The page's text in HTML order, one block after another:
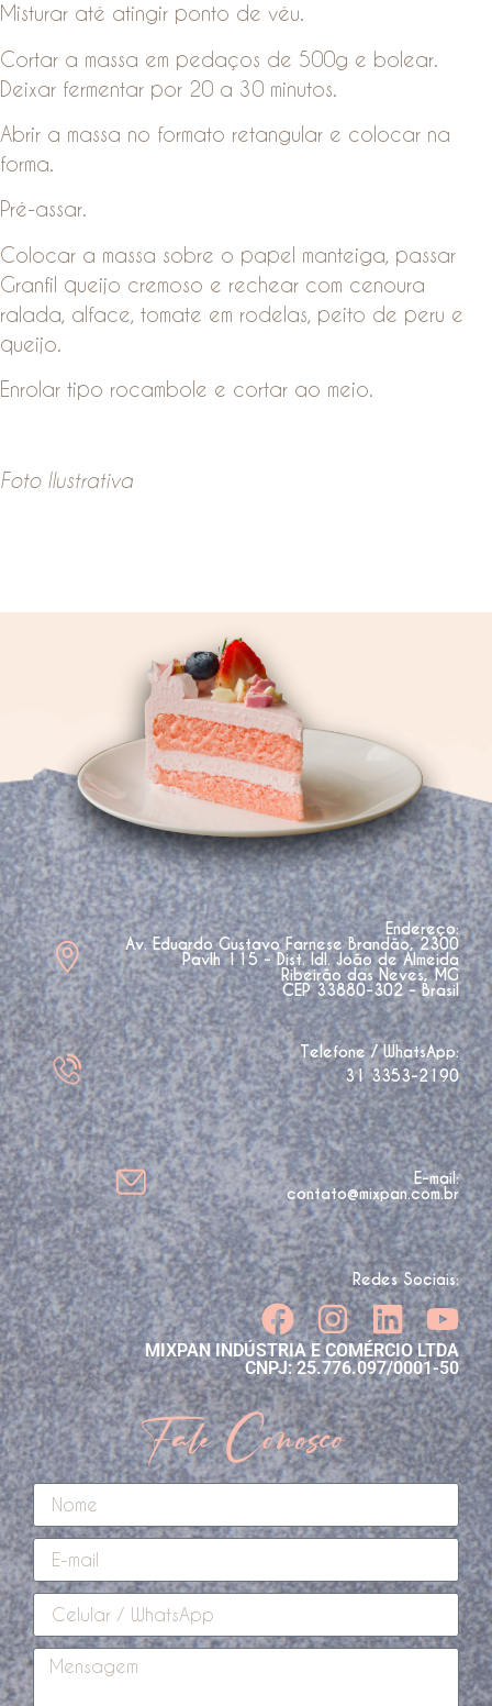
Misturar até atingir ponto de véu.
Cortar a massa em pedaços de 500g e bolear.
Deixar fermentar por 20 a 30 minutos.
Abrir a massa no formato retangular e colocar na
forma.
Pré-assar.
Colocar a massa sobre o papel manteiga, passar
Granfil queijo cremoso e rechear com cenoura
ralada, alface, tomate em rodelas, peito de peru e
queijo.
Enrolar tipo rocambole e cortar ao meio.
Foto Ilustrativa
Endereço:
Av. Eduardo Gustavo Farnese Brandão, 2300
Pavlh 115 - Dist. Idl. João de Almeida
Ribeirão das Neves, MG
CEP 33880-302 - Brasil
Telefone / WhatsApp:
31 3353-2190
E-mail:
contato@mixpan.com.br
Redes Sociais:
MIXPAN INDÚSTRIA E COMÉRCIO LTDA
CNPJ: 25.776.097/0001-50
Fale Conosco